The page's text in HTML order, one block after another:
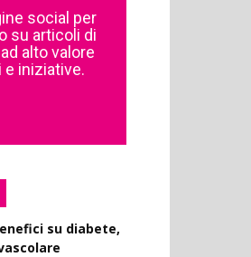
social per
su articoli di
alto valore
iniziative.
su diabete,